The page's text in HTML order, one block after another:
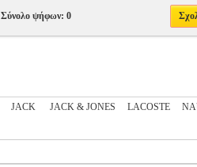
Σύνολο ψήφων: 0
JACK JACK & JONES LACOSTE